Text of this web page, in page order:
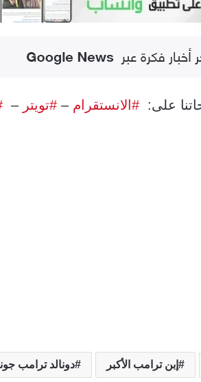
على: #الانستقرام – #تويتر –
إبن ترامب الأكبر دونالد ترامب